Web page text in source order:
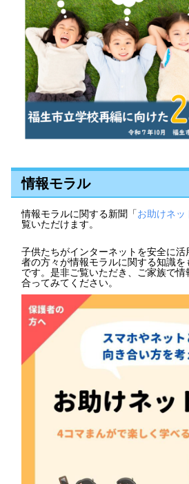
情報モラル
情報モラルに関する新聞「お助けネッ
覧いただけます。
子供たちがインターネットを安全に
者の方々が情報モラルに関する知識
です。是非ご覧いただき、ご家族で
合ってみてください。